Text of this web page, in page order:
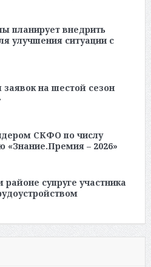
планирует внедрить
улучшения ситуации с
на шестой сезон
СКФО по числу
«Знание.Премия – 2026»
супруге участника